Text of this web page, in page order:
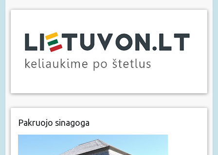
Pakruojo sinagoga